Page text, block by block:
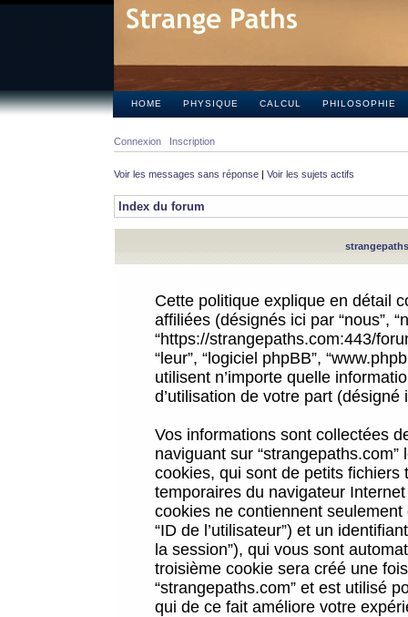
HOME PHYSIQUE CALCUL PHILOSOPHIE
Connexion Inscription
Voir les messages sans réponse | Voir les sujets actifs
Index du forum
Cette politique explique en détail
affiliées (désignés ici par “nous”,
“https://strangepaths.com:443/
“leur”, “logiciel phpBB”,
utilisent n’importe quelle
d’utilisation de votre part (désigné
Vos informations sont collectées
naviguant sur
cookies, qui sont de petits
temporaires du navigateur
cookies ne contiennent
“ID de l’utilisateur”) et un
la session”), qui vous sont
troisième cookie sera créé une
“strangepaths.com” et est utilisé
qui de ce fait améliore votre